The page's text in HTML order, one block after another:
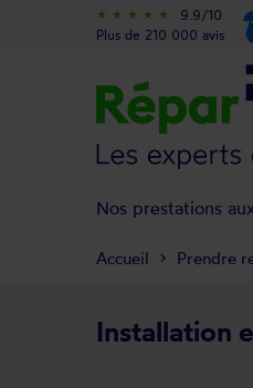
Installation
Accueil Prendre
star_rate star_rate star_rate star_rate star_rate
9.9/10
Plus de 210 000 avis
Nos prestations